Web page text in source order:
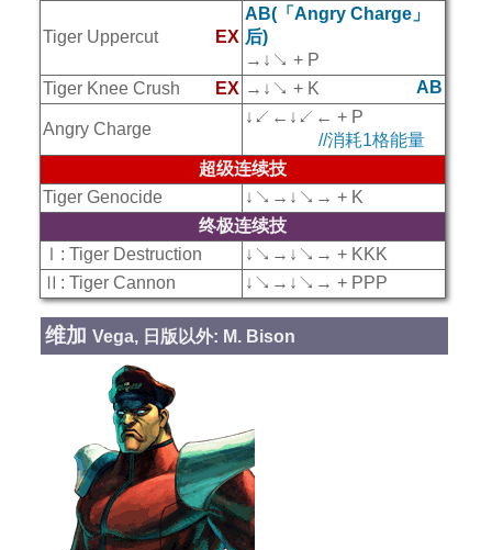
EX
Tiger Uppercut
AB(「Angry Charge」
后)
→↓↘ + P
EX
Tiger Knee Crush AB
→↓↘ + K
Angry Charge
↓↙←↓↙← + P
//消耗1格能量
超级连续技
Tiger Genocide
↓↘→↓↘→ + K
终极连续技
Ⅰ: Tiger Destruction
↓↘→↓↘→ + KKK
Ⅱ: Tiger Cannon
↓↘→↓↘→ + PPP
维加 Vega, 日版以外: M. Bison